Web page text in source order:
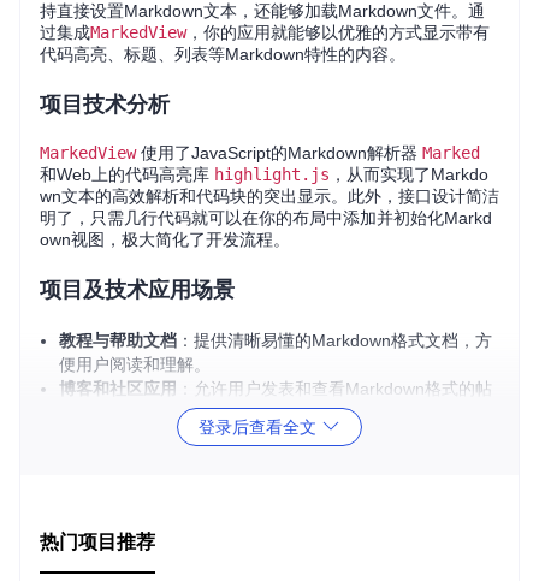
持直接设置Markdown文本，还能够加载Markdown文件。通
过集成MarkedView，你的应用就能够以优雅的方式显示带有
代码高亮、标题、列表等Markdown特性的内容。
项目技术分析
MarkedView使用了JavaScript的Markdown解析器 Marked
和Web上的代码高亮库 highlight.js ，从而实现了Markdo
wn文本的高效解析和代码块的突出显示。此外，接口设计简洁
明了，只需几行代码就可以在你的布局中添加并初始化Markd
own视图，极大简化了开发流程。
项目及技术应用场景
教程与帮助文档 ：提供清晰易懂的Markdown格式文档，方
便用户阅读和理解。
博客和社区应用 ：允许用户发表和查看Markdown格式的帖
子，提高内容的表现力。
：用户可以直接编写Markdown格式的笔记，并实
项目特点
登录后查看全文
热门项目推荐